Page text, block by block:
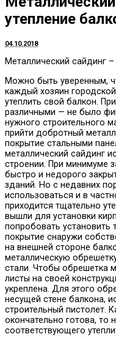
утепление
04.10.2018
Металлический сайдинг
Можно быть уверенным,
каждый хозяин
утеплить свой балкон.
различными — не было
нужного строительного
прийти добротный
покрытие стальными
металлический сайдинг
строении. При минимуме
быстро и недорого
зданий. Но с недавних
использоваться и в
приходится тщательно
вышли для установки
попробовать установить
покрытие снаружи
на внешней стороне
металлическую
стали. Чтобы обрешетка
листы на своей
укреплена. Для этого
несущей стене балкона,
строительный пистолет.
окончательно готова, то
соответствующего